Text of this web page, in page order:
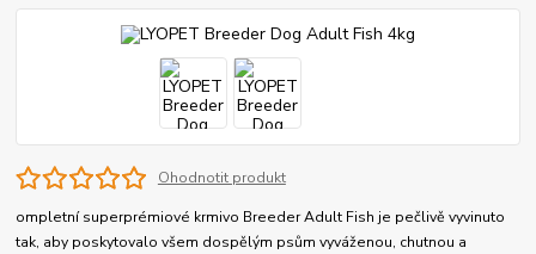
Ohodnotit produkt
ompletní superprémiové krmivo Breeder Adult Fish je pečlivě vyvinuto
tak, aby poskytovalo všem dospělým psům vyváženou, chutnou a